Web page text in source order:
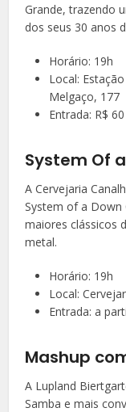
Grande, trazendo
dos seus 30 anos
Horário: 19h
Local:
Melgaço, 177
Entrada: R$
System Of
A Cervejaria
System of a Down
maiores clássicos
metal.
Horário: 19h
Local:
Entrada: a
Mashup
A Lupland
Samba e mais